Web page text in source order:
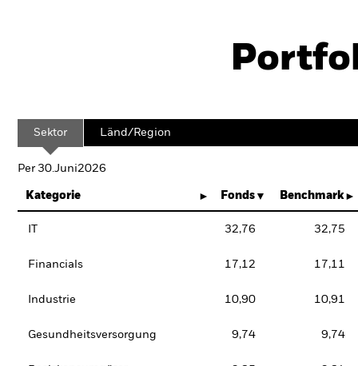
Sektor Länd/Region
Per 30.Juni2026
Kategorie Fonds Benchmark
32,76 32,75
Financials 17,12 17,11
Industrie 10,90 10,91
Gesundheitsversorgung 9,74 9,74